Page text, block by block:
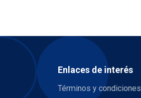
Enlaces de interés
Términos y condiciones